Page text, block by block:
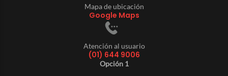
Mapa de ubicación
Google Maps
Atención al usuario
(01) 644 9006
Opción 1